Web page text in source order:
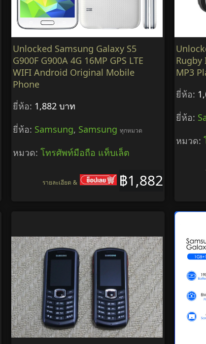
Unlocked Samsung Galaxy S5
G900F G900A 4G 16MP GPS LTE
WIFI Android Original Mobile
Phone
ยี่ห้อ: 1,882 บาท
ยี่ห้อ: Samsung, Samsung ทุกหมวด
หมวด: โทรศัพท์มือถือ แท็บเล็ต
฿1,882
รายละเอียด &
Rugby
MP3
ยี่ห้อ:
ยี่ห้อ:
หมวด: